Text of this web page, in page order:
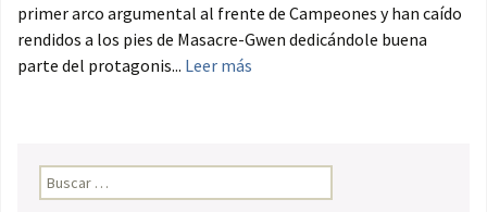
primer arco argumental al frente de Campeones y han caído
rendidos a los pies de Masacre-Gwen dedicándole buena
parte del protagonis... Leer más
Buscar: